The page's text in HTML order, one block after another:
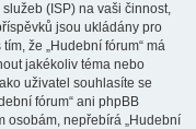
(ISP) na vaši činnost,
jsou ukládány pro
že „Hudební fórum“ má
jakékoliv téma nebo
uživatel souhlasíte se
fórum“ ani phpBB
osobám, nepřebírá „Hudební